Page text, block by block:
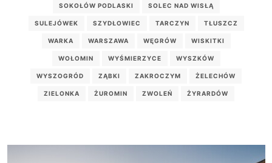
SOKOŁÓW PODLASKI SOLEC NAD WISŁĄ
SULEJÓWEK SZYDŁOWIEC TARCZYN TŁUSZCZ
WARKA WARSZAWA WĘGRÓW WISKITKI
WOŁOMIN WYŚMIERZYCE WYSZKÓW
WYSZOGRÓD ZĄBKI ZAKROCZYM ŻELECHÓW
ZIELONKA ŻUROMIN ZWOLEŃ ŻYRARDÓW